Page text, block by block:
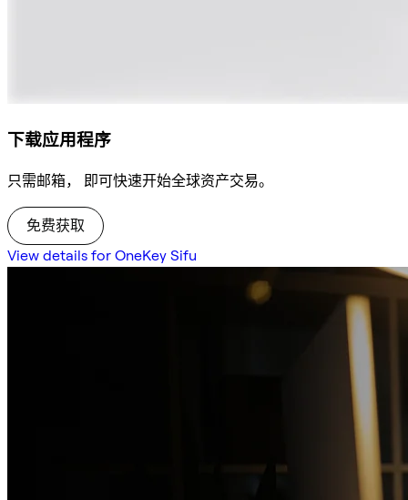
下载应用程序
只需邮箱， 即可快速开始全球资产交易。
免费获取
View details for OneKey Sifu